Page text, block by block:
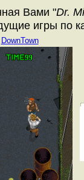
Вами "Dr.
игры по
DownTown